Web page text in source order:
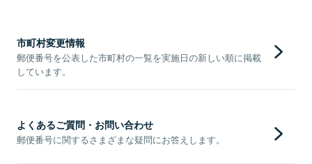
市町村変更情報
郵便番号を公表した市町村の一覧を実施日の新しい順に掲載
しています。
よくあるご質問・お問い合わせ
郵便番号に関するさまざまな疑問にお答えします。